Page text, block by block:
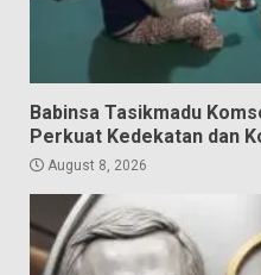
Babinsa Tasikmadu
Perkuat Kedekatan dan
August 8, 2026